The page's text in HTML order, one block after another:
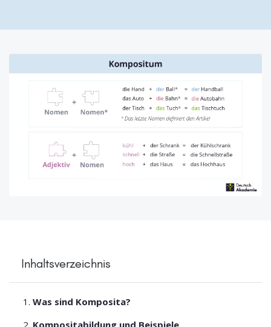
Inhaltsverzeichnis
Was sind Komposita?
Kompositabildung und Beispiele